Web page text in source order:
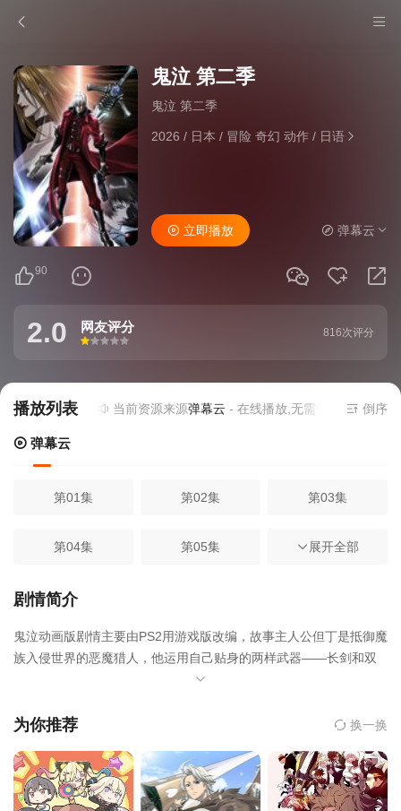
鬼泣 第二季
鬼泣 第二季
2026 / 日本 / 冒险 奇幻 动作/ 日语
90
立即播放 弹幕云
2.0 网友评分
很差
较差还行推荐力荐
816次评分
播放列表 当前资源来源弹幕云- 在线播放,无需安装播放器 倒序
弹幕云
第01集 第02集 第03集
第04集 第05集 第06集
第07集
展开全部
剧情简介
鬼泣动画版剧情主要由PS2用游戏版改编，故事主人公但丁是抵御魔
族入侵世界的恶魔猎人，他运用自己贴身的两样武器——长剑和双
抢来与魔族战斗，被称为就连恶魔也会感到恐惧的男人。鬼泣的游
巧，增强登场人物的鲜明性格，以及具有震撼力的声音效果，从而
为你推荐 换一换